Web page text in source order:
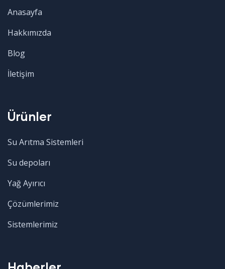
Anasayfa
Hakkımızda
Blog
İletişim
Ürünler
Su Arıtma Sistemleri
Su depoları
Yağ Ayırıcı
Çözümlerimiz
Sistemlerimiz